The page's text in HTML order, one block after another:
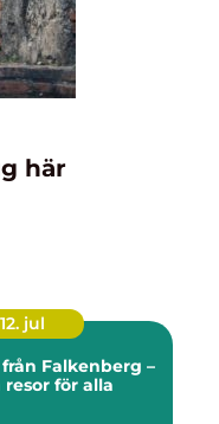
här
12. jul
från Falkenberg –
för alla